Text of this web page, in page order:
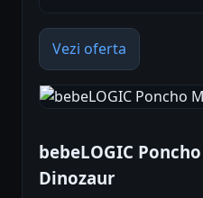
Vezi oferta
bebeLOGIC
Dinozaur